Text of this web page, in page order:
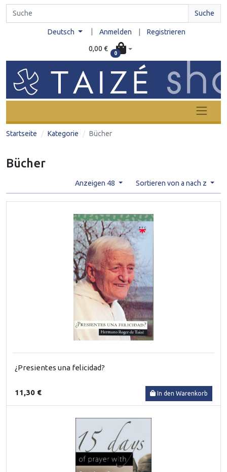
Suche
Deutsch Anmelden Registrieren
0,00 €
0
Startseite Kategorie Bücher
Bücher
Anzeigen 48 Sortieren von a nach z
¿Presientes una felicidad?
11,30 € In den Warenkorb